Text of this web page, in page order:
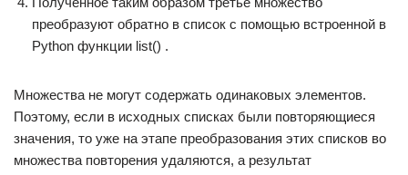
преобразуют обратно в список с помощью встроенной в
Python функции list() .
Множества не могут содержать одинаковых элементов.
Поэтому, если в исходных списках были повторяющиеся
значения, то уже на этапе преобразования этих списков во
множества повторения удаляются, а результат